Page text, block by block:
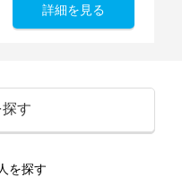
詳細を見る
す
を探す